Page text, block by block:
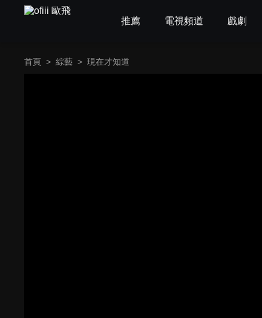
推薦 電視頻道 戲劇
首頁 > 綜藝 > 現在才知道